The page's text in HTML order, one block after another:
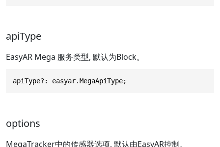
apiType
EasyAR Mega 服务类型, 默认为Block。
apiType?: easyar.MegaApiType;
options
MegaTracker中的传感器选项, 默认由EasyAR控制。